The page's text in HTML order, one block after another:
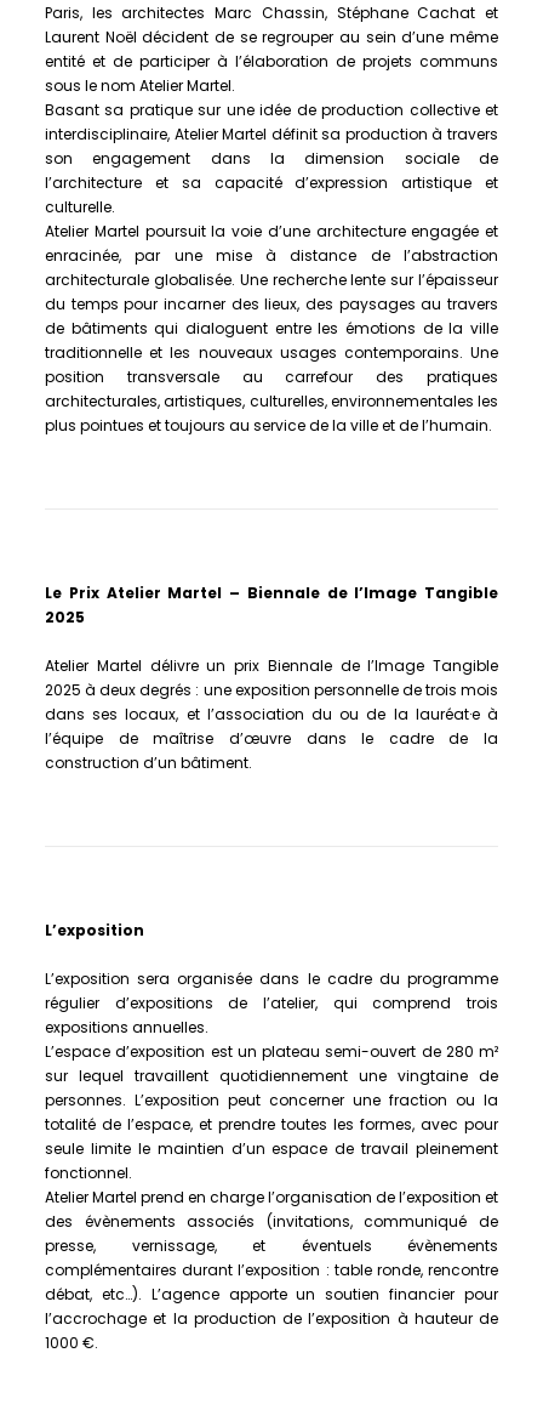
Paris, les architectes Marc Chassin, Stéphane Cachat et
Laurent Noël décident de se regrouper au sein d’une même
entité et de participer à l’élaboration de projets communs
sous le nom Atelier Martel.
Basant sa pratique sur une idée de production collective et
interdisciplinaire, Atelier Martel définit sa production à travers
son engagement dans la dimension sociale de
l’architecture et sa capacité d’expression artistique et
culturelle.
Atelier Martel poursuit la voie d’une architecture engagée et
enracinée, par une mise à distance de l’abstraction
architecturale globalisée. Une recherche lente sur l’épaisseur
du temps pour incarner des lieux, des paysages au travers
de bâtiments qui dialoguent entre les émotions de la ville
traditionnelle et les nouveaux usages contemporains. Une
position transversale au carrefour des pratiques
architecturales, artistiques, culturelles, environnementales les
plus pointues et toujours au service de la ville et de l’humain.
Le Prix Atelier Martel – Biennale de l’Image Tangible
2025
Atelier Martel délivre un prix Biennale de l’Image Tangible
2025 à deux degrés : une exposition personnelle de trois mois
dans ses locaux, et l’association du ou de la lauréat·e à
l’équipe de maîtrise d’œuvre dans le cadre de la
construction d’un bâtiment.
L’exposition
L’exposition sera organisée dans le cadre du programme
régulier d’expositions de l’atelier, qui comprend trois
expositions annuelles.
L’espace d’exposition est un plateau semi-ouvert de 280 m²
sur lequel travaillent quotidiennement une vingtaine de
personnes. L’exposition peut concerner une fraction ou la
totalité de l’espace, et prendre toutes les formes, avec pour
seule limite le maintien d’un espace de travail pleinement
fonctionnel.
Atelier Martel prend en charge l’organisation de l’exposition et
des évènements associés (invitations, communiqué de
presse, vernissage, et éventuels évènements
complémentaires durant l’exposition : table ronde, rencontre
débat, etc…). L’agence apporte un soutien financier pour
l’accrochage et la production de l’exposition à hauteur de
1000 €.